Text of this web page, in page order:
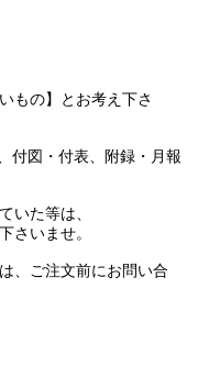
もの】とお考え下さ
付図・付表、附録・月報
いた等は、
さいませ。
、ご注文前にお問い合